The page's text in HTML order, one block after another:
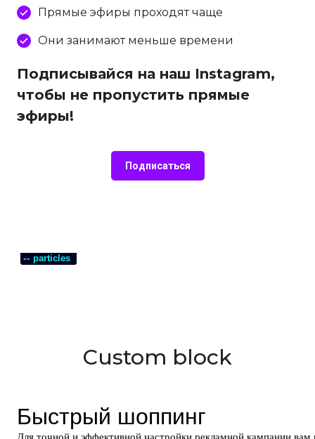
Прямые эфиры проходят чаще
Они занимают меньше времени
Подписывайся на наш Instagram,
чтобы не пропустить прямые
эфиры!
Подписаться
-- particles
Custom block